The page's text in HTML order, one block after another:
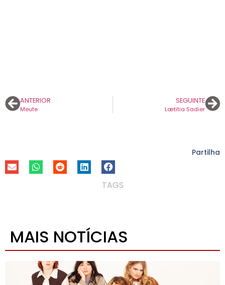
ANTERIOR
Meute
SEGUINTE
Lætitia Sadier
Partilha
TAGS
MAIS NOTÍCIAS